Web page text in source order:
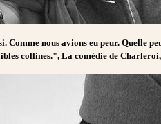
Comme nous avions eu peur. Quelle
collines.",La comédie de Charleroi